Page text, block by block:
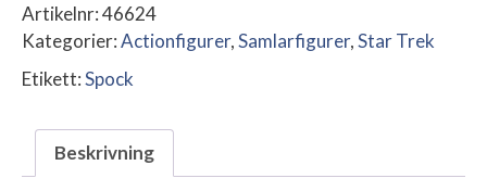
Artikelnr:46624
Kategorier:Actionfigurer,Samlarfigurer,Star Trek
Etikett:Spock
Beskrivning